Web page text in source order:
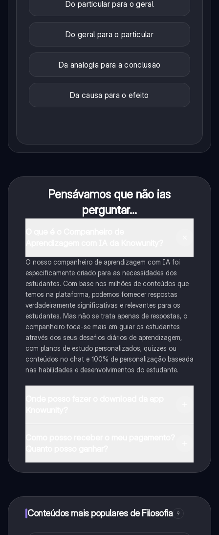
Do particular para o geral
Do geral para o particular
Da analogia para a conclusão
Da causa para o efeito
Pensávamos que não ias
perguntar...
O nosso companheiro de aprendizagem com IA foi
especificamente criado para as necessidades dos
estudantes. Com base nos milhões de conteúdos que
temos na plataforma, podemos fornecer respostas
verdadeiramente significativas e relevantes para os
estudantes. Mas não se trata apenas de respostas, o
companheiro foca-se mais em guiar os estudantes
através dos seus desafios diários de aprendizagem,
com planos de estudo personalizados, quizzes ou
conteúdos no chat e 100% de personalização baseada
nas habilidades e desenvolvimentos do estudante.
Conteúdos mais populares de Filosofia 9